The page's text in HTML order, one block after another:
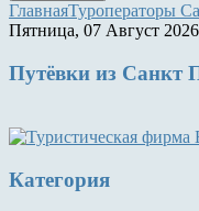
ГлавнаяТуроператоры
Пятница, 07 Август 2026
Путёвки из Санкт
Категория